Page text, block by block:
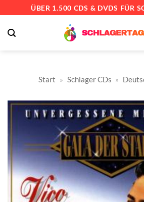
springen
ÜBER 1.500 CDS & DVDS FÜR
Start » Schlager CDs »